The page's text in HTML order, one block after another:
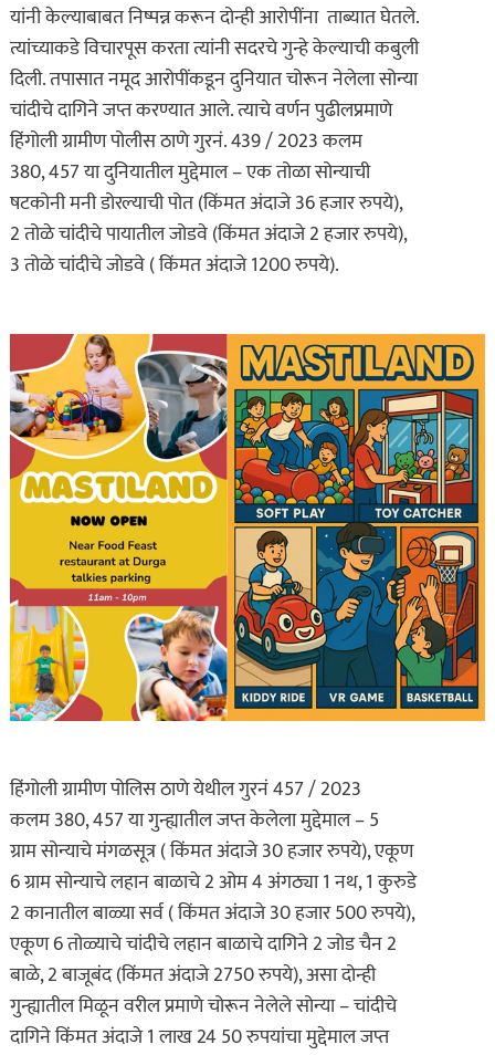
यांनी केल्याबाबत निष्पन्न करून दोन्ही आरोपींना ताब्यात घेतले.
त्यांच्याकडे विचारपूस करता त्यांनी सदरचे गुन्हे केल्याची कबुली
दिली. तपासात नमूद आरोपींकडून दुनियात चोरून नेलेला सोन्या
चांदीचे दागिने जप्त करण्यात आले. त्याचे वर्णन पुढीलप्रमाणे
हिंगोली ग्रामीण पोलीस ठाणे गुरनं. 439 / 2023 कलम
380, 457 या दुनियातील मुद्देमाल – एक तोळा सोन्याची
षटकोनी मनी डोरल्याची पोत (किंमत अंदाजे 36 हजार रुपये),
2 तोळे चांदीचे पायातील जोडवे (किंमत अंदाजे 2 हजार रुपये),
3 तोळे चांदीचे जोडवे ( किंमत अंदाजे 1200 रुपये).
हिंगोली ग्रामीण पोलिस ठाणे येथील गुरनं 457 / 2023
कलम 380, 457 या गुन्ह्यातील जप्त केलेला मुद्देमाल – 5
ग्राम सोन्याचे मंगळसूत्र ( किंमत अंदाजे 30 हजार रुपये), एकूण
6 ग्राम सोन्याचे लहान बाळाचे 2 ओम 4 अंगठ्या 1 नथ, 1 कुरुडे
2 कानातील बाळ्या सर्व ( किंमत अंदाजे 30 हजार 500 रुपये),
एकूण 6 तोळ्याचे चांदीचे लहान बाळाचे दागिने 2 जोड चैन 2
बाळे, 2 बाजूबंद (किंमत अंदाजे 2750 रुपये), असा दोन्ही
गुन्ह्यातील मिळून वरील प्रमाणे चोरून नेलेले सोन्या – चांदीचे
दागिने किंमत अंदाजे 1 लाख 24 50 रुपयांचा मुद्देमाल जप्त